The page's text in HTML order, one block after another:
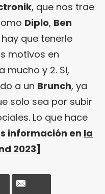
, que nos trae
Diplo, Ben
hay que tenerle
motivos en
mucho y 2. Si,
a un Brunch, ya
solo sea por subir
Lo que hace
información en la
2023]